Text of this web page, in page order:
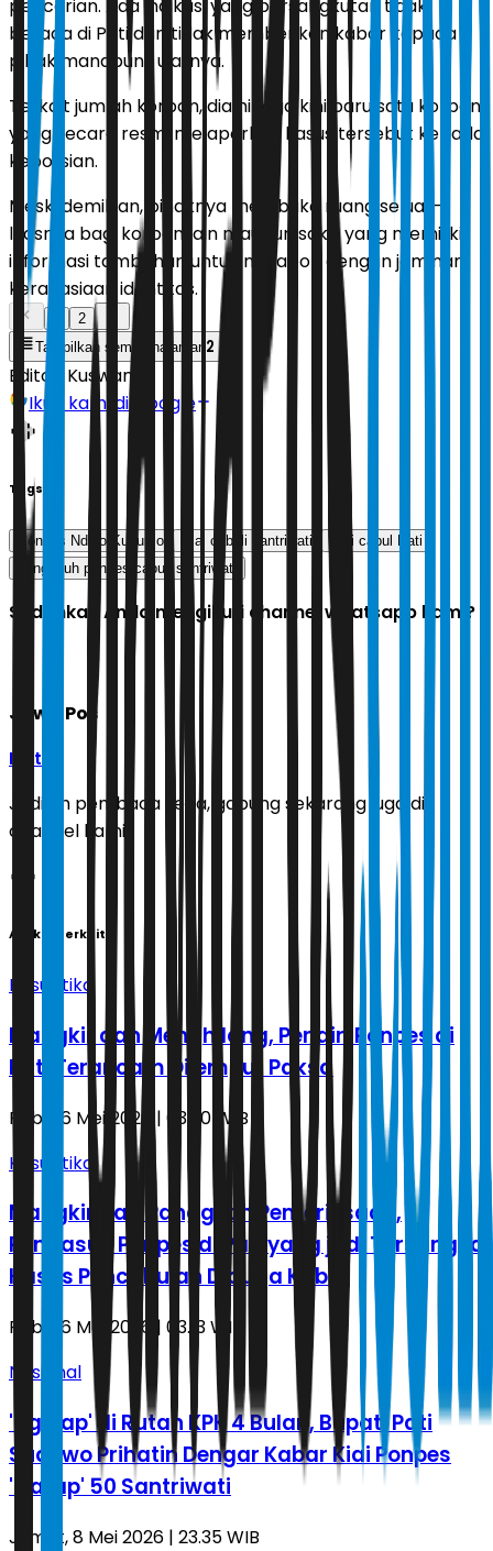
pencarian. Ada indikasi yang bersangkutan tidak
berada di Pati dan tidak memberikan kabar kepada
pihak manapun," ujarnya.
Terkait jumlah korban, dia hingga kini baru satu korban
yang secara resmi melaporkan kasus tersebut kepada
kepolisian.
Meski demikian, pihaknya membuka ruang seluas-
luasnya bagi korban lain maupun saksi yang memiliki
informasi tambahan untuk melapor, dengan jaminan
kerahasiaan identitas.
2
Tampilkan semua halaman 2
Editor: Kuswandi
Ikuti kami di Google
Tags
Ponpes Ndolo Kusumo Kiai cabuli santriwati
Kiai cabul Pati
pengasuh ponpes cabuli santriwati
Sudahkah Anda mengikuti channel whatsapp kami?
Jawa Pos
Ikuti
Jadilah pembaca setia, gabung sekarang juga di
channel kami!
Artikel Terkait
Kasuistika
Mangkir dan Menghilang, Pendiri Ponpes di
Pati Terancam Dijemput Paksa
Rabu, 6 Mei 2026 | 03.30 WIB
Kasuistika
Mangkir dari Panggilan Pemeriksaan,
Pengasuh Ponpes di Pati yang jadi Tersangka
Kasus Pencabulan Diduga Kabur
Rabu, 6 Mei 2026 | 03.13 WIB
Nasional
'Nginap' di Rutan KPK 4 Bulan, Bupati Pati
Sudewo Prihatin Dengar Kabar Kiai Ponpes
'Garap' 50 Santriwati
Jumat, 8 Mei 2026 | 23.35 WIB